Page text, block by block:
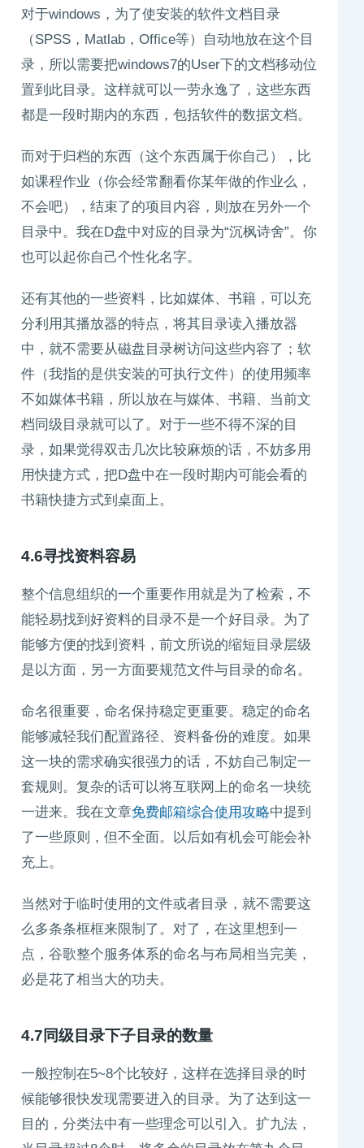
对于windows，为了使安装的软件文档目录
（SPSS，Matlab，Office等）自动地放在这个目
录，所以需要把windows7的User下的文档移动位
置到此目录。这样就可以一劳永逸了，这些东西
都是一段时期内的东西，包括软件的数据文档。
而对于归档的东西（这个东西属于你自己），比
如课程作业（你会经常翻看你某年做的作业么，
不会吧），结束了的项目内容，则放在另外一个
目录中。我在D盘中对应的目录为“沉枫诗舍”。你
也可以起你自己个性化名字。
还有其他的一些资料，比如媒体、书籍，可以充
分利用其播放器的特点，将其目录读入播放器
中，就不需要从磁盘目录树访问这些内容了；软
件（我指的是供安装的可执行文件）的使用频率
不如媒体书籍，所以放在与媒体、书籍、当前文
档同级目录就可以了。对于一些不得不深的目
录，如果觉得双击几次比较麻烦的话，不妨多用
用快捷方式，把D盘中在一段时期内可能会看的
书籍快捷方式到桌面上。
4.6寻找资料容易
整个信息组织的一个重要作用就是为了检索，不
能轻易找到好资料的目录不是一个好目录。为了
能够方便的找到资料，前文所说的缩短目录层级
是以方面，另一方面要规范文件与目录的命名。
命名很重要，命名保持稳定更重要。稳定的命名
能够减轻我们配置路径、资料备份的难度。如果
这一块的需求确实很强力的话，不妨自己制定一
套规则。复杂的话可以将互联网上的命名一块统
一进来。我在文章免费邮箱综合使用攻略中提到
了一些原则，但不全面。以后如有机会可能会补
充上。
当然对于临时使用的文件或者目录，就不需要这
么多条条框框来限制了。对了，在这里想到一
点，谷歌整个服务体系的命名与布局相当完美，
必是花了相当大的功夫。
4.7同级目录下子目录的数量
一般控制在5~8个比较好，这样在选择目录的时
候能够很快发现需要进入的目录。为了达到这一
目的，分类法中有一些理念可以引入。扩九法，